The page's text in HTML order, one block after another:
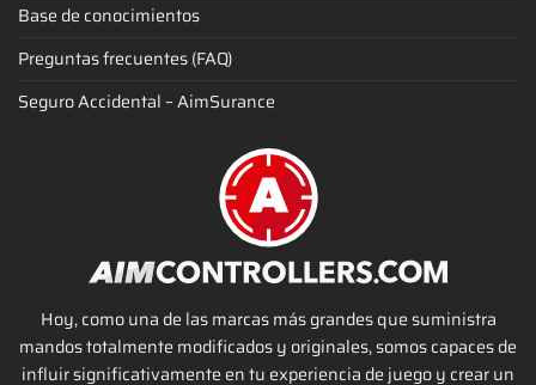
Base de conocimientos
Preguntas frecuentes (FAQ)
Seguro Accidental – AimSurance
Hoy, como una de las marcas más grandes que suministra
mandos totalmente modificados y originales, somos capaces de
influir significativamente en tu experiencia de juego y crear un